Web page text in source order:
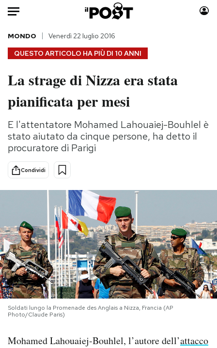
Auto
HOME
Italia
Politica
Tecnologia
Internet
Scienza
Cultura
Economia
Moda
Consumismi
Storie/Idee
Ok Boomer!
Mondiali calcio 2026
PODCAST
NEWSLETTER
I MIEI PREFERITI
QUESTO ARTICOLO HA PIÙ DI 10 ANNI
MONDO Venerdì 22 luglio 2016
La strage di Nizza era stata
pianificata per mesi
E l'attentatore Mohamed Lahouaiej-Bouhlel è
stato aiutato da cinque persone, ha detto il
procuratore di Parigi
Condividi
Soldati lungo la Promenade des Anglais a Nizza, Francia (AP
Photo/Claude Paris)
Mohamed Lahouaiej-Bouhlel, l’autore dell’attacco